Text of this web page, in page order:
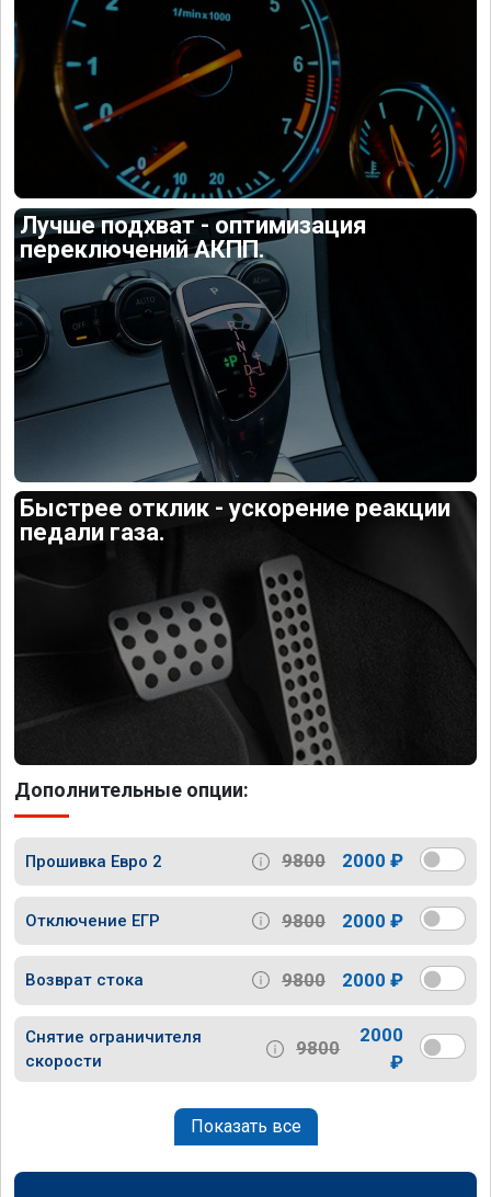
Лучше подхват - оптимизация
переключений АКПП.
Быстрее отклик - ускорение реакции
педали газа.
Дополнительные опции:
Прошивка Евро 2 9800 2000 ₽
Отключение ЕГР 9800 2000 ₽
Возврат стока 9800 2000 ₽
Снятие ограничителя
скорости
9800
2000
₽
Показать все